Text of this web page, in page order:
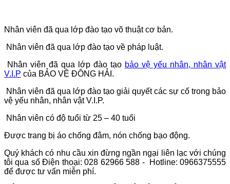
Nhân viên đã qua lớp đào tạo võ thuật cơ bản.
Nhân viên đã qua lớp đào tạo về pháp luật.
Nhân viên đã qua lớp đào tạo bảo vệ yếu nhân, nhân vật
V.I.P của BẢO VỆ ĐÔNG HẢI.
Nhân viên đã qua lớp đào tạo giải quyết các sự cố trong bảo
vệ yếu nhân, nhân vật V.I.P.
Nhân viên có độ tuổi từ 25 – 40 tuổi
Được trang bị áo chống đâm, nón chống bạo động.
Quý khách có nhu cầu xin đừng ngần ngại liên lạc với chúng
tôi qua sốĐiện thoại: 028 62966 588 - Hotline: 0966375555
để được tư vấn miễn phí.